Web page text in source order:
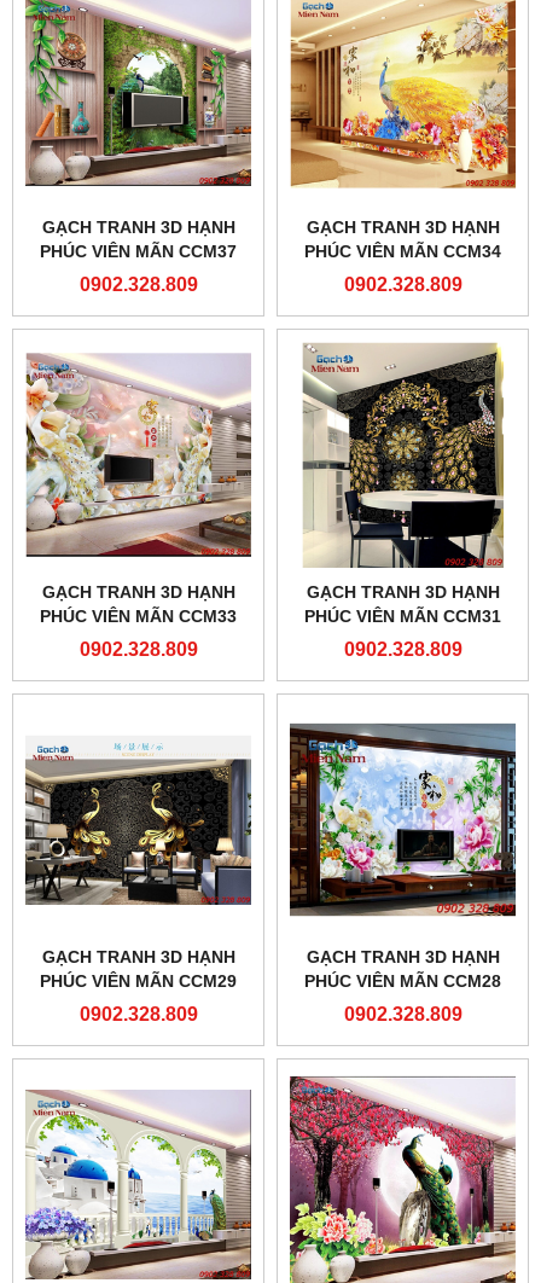
GẠCH TRANH 3D HẠNH
PHÚC VIÊN MÃN CCM37
0902.328.809
GẠCH TRANH 3D HẠNH
PHÚC VIÊN MÃN CCM34
0902.328.809
GẠCH TRANH 3D HẠNH
PHÚC VIÊN MÃN CCM33
0902.328.809
GẠCH TRANH 3D HẠNH
PHÚC VIÊN MÃN CCM31
0902.328.809
GẠCH TRANH 3D HẠNH
PHÚC VIÊN MÃN CCM29
0902.328.809
GẠCH TRANH 3D HẠNH
PHÚC VIÊN MÃN CCM28
0902.328.809